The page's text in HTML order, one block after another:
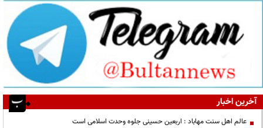
آخرین اخبار
عالم اهل سنت مهاباد : اربعین حسینی جلوه وحدت اسلامی است